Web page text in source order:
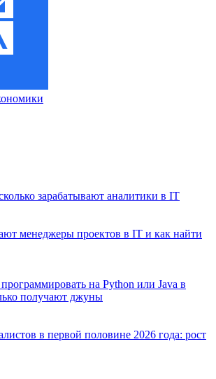
зарабатывают аналитики в IT
менеджеры проектов в IT и как найти
на Python или Java в
получают джуны
в первой половине 2026 года: рост